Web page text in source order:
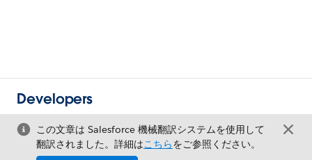
Developers
この文章は Salesforce 機械翻訳システムを使用して
翻訳されました。詳細はこちらをご参照ください。